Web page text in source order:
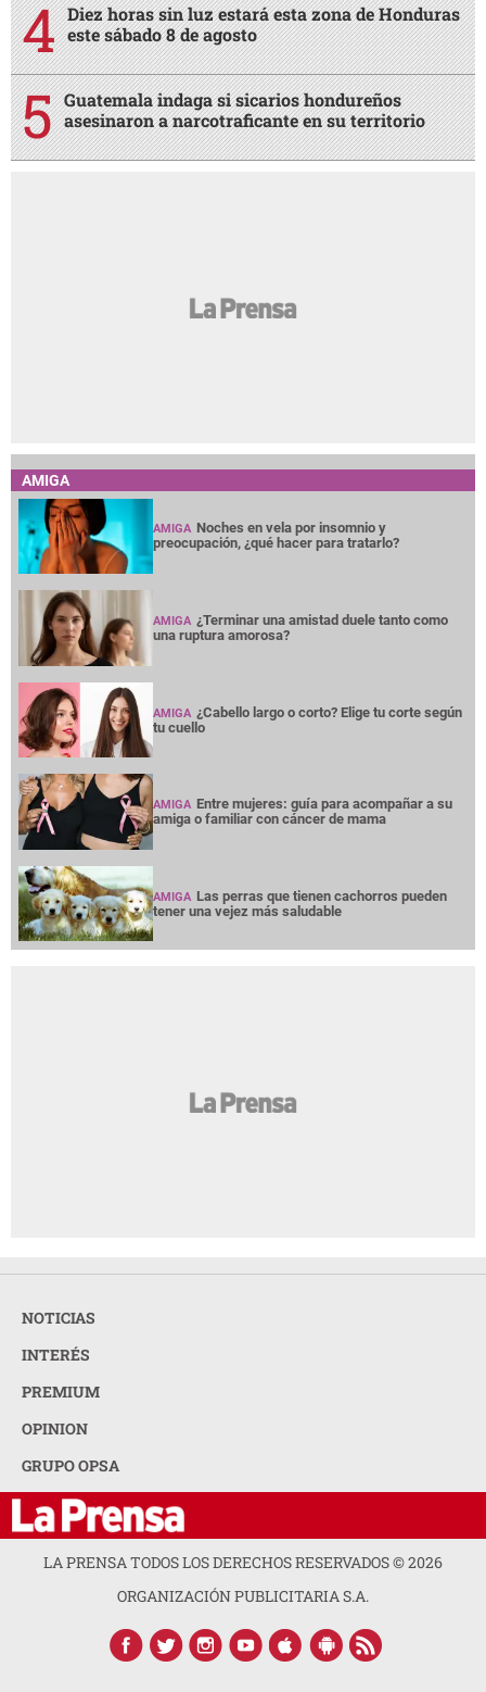
Diez horas sin luz estará esta zona de Honduras
este sábado 8 de agosto
Guatemala indaga si sicarios hondureños
asesinaron a narcotraficante en su territorio
AMIGA
AMIGA Noches en vela por insomnio y
preocupación, ¿qué hacer para tratarlo?
AMIGA ¿Terminar una amistad duele tanto como
una ruptura amorosa?
AMIGA ¿Cabello largo o corto? Elige tu corte según
tu cuello
AMIGA Entre mujeres: guía para acompañar a su
amiga o familiar con cáncer de mama
AMIGA Las perras que tienen cachorros pueden
tener una vejez más saludable
NOTICIAS
INTERÉS
PREMIUM
OPINION
GRUPO OPSA
LA PRENSA TODOS LOS DERECHOS RESERVADOS ©2026
ORGANIZACIÓN PUBLICITARIA S.A.